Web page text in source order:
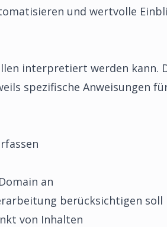
und wertvolle
interpretiert werden kann.
spezifische Anweisungen
an
berücksichtigen soll
von Inhalten